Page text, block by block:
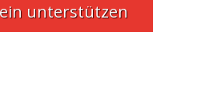
unterstützen